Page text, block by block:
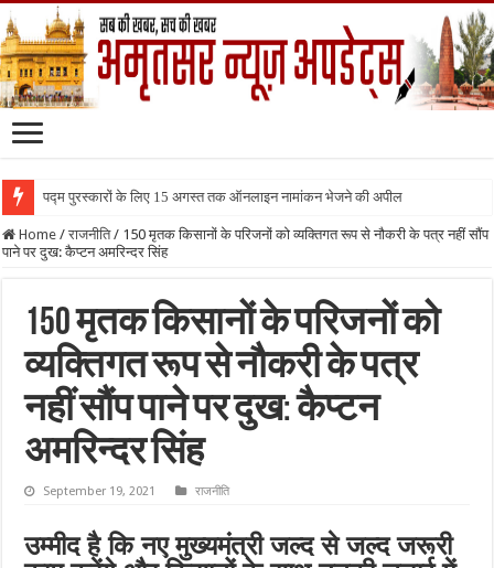
पद्म पुरस्कारों के लिए 15 अगस्त तक ऑनलाइन नामांकन भेजने की अपील
Home / राजनीति / 150 मृतक किसानों के परिजनों को व्यक्तिगत रूप से नौकरी के पत्र नहीं सौंप
पाने पर दुख: कैप्टन अमरिन्दर सिंह
150 मृतक किसानों के परिजनों को
व्यक्तिगत रूप से नौकरी के पत्र
नहीं सौंप पाने पर दुख: कैप्टन
अमरिन्दर सिंह
September 19, 2021 राजनीति
उम्मीद है कि नए मुख्यमंत्री जल्द से जल्द जरूरी